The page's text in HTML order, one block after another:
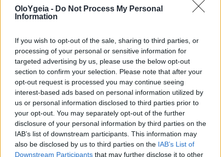
OloYgeia - Do Not Process My Personal
Information
If you wish to opt-out of the sale, sharing to third parties, or
processing of your personal or sensitive information for
targeted advertising by us, please use the below opt-out
section to confirm your selection. Please note that after your
opt-out request is processed you may continue seeing
interest-based ads based on personal information utilized by
us or personal information disclosed to third parties prior to
your opt-out. You may separately opt-out of the further
disclosure of your personal information by third parties on the
IAB’s list of downstream participants. This information may
also be disclosed by us to third parties on the IAB’s List of
Downstream Participants that may further disclose it to other
(ΣΠΩ) και να βελτιώσουν τα συμπτώματα.